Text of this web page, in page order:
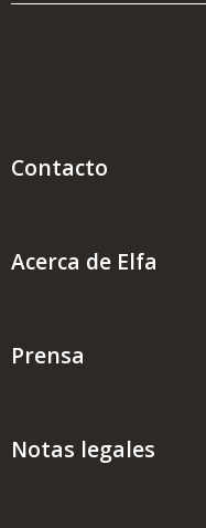
Contacto
Acerca de Elfa
Prensa
Notas legales